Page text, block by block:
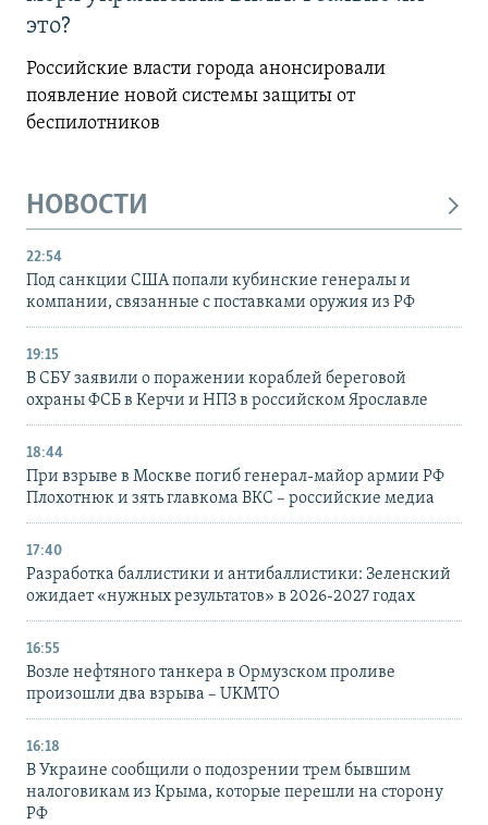
это?
Российские власти города анонсировали
появление новой системы защиты от
беспилотников
НОВОСТИ
22:54
Под санкции США попали кубинские генералы и
компании, связанные с поставками оружия из РФ
19:15
В СБУ заявили о поражении кораблей береговой
охраны ФСБ в Керчи и НПЗ в российском Ярославле
18:44
При взрыве в Москве погиб генерал-майор армии РФ
Плохотнюк и зять главкома ВКС – российские медиа
17:40
Разработка баллистики и антибаллистики: Зеленский
ожидает «нужных результатов» в 2026-2027 годах
16:55
Возле нефтяного танкера в Ормузском проливе
произошли два взрыва – UKMTO
16:18
В Украине сообщили о подозрении трем бывшим
налоговикам из Крыма, которые перешли на сторону
РФ